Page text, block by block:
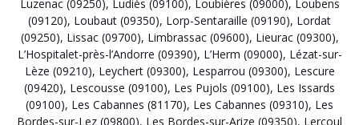
Luzenac (09250), Ludiès (09100), Loubières (09000), Loubens
(09120), Loubaut (09350), Lorp-Sentaraille (09190), Lordat
(09250), Lissac (09700), Limbrassac (09600), Lieurac (09300),
L’Hospitalet-près-l’Andorre (09390), L’Herm (09000), Lézat-sur-
Lèze (09210), Leychert (09300), Lesparrou (09300), Lescure
(09420), Lescousse (09100), Les Pujols (09100), Les Issards
(09100), Les Cabannes (81170), Les Cabannes (09310), Les
Bordes-sur-Lez (09800), Les Bordes-sur-Arize (09350), Lercoul